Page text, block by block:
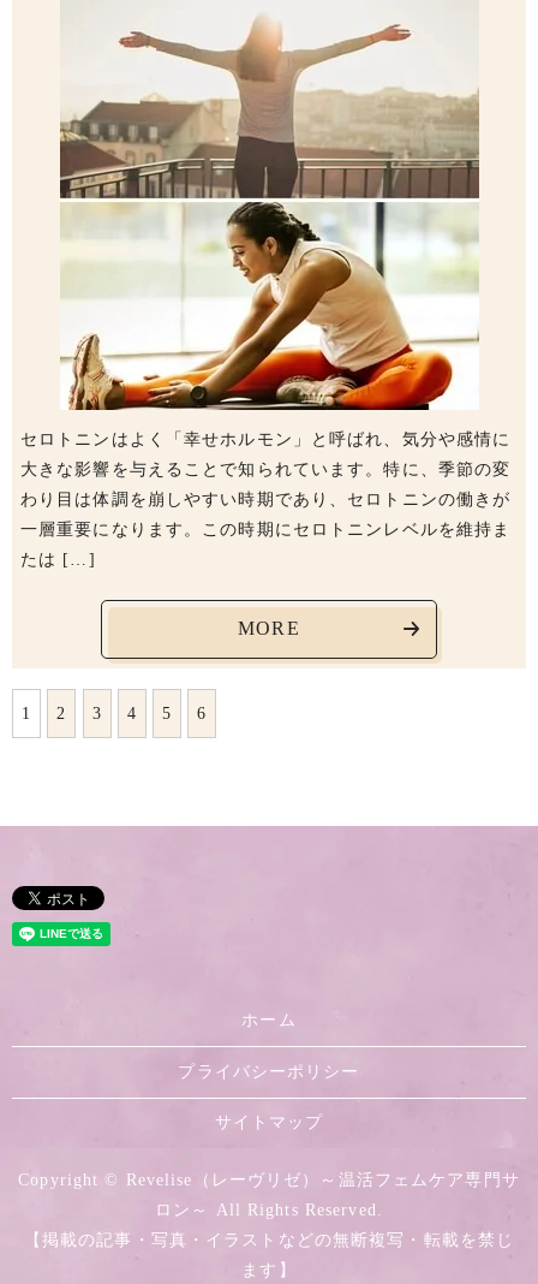
セロトニンはよく「幸せホルモン」と呼ばれ、気分や感情に
大きな影響を与えることで知られています。特に、季節の変
わり目は体調を崩しやすい時期であり、セロトニンの働きが
一層重要になります。この時期にセロトニンレベルを維持ま
たは […]
MORE
1 2 3 4 5 6
ホーム
プライバシーポリシー
サイトマップ
Copyright © Revelise（レーヴリゼ）～温活フェムケア専門サ
ロン～ All Rights Reserved.
【掲載の記事・写真・イラストなどの無断複写・転載を禁じ
ます】